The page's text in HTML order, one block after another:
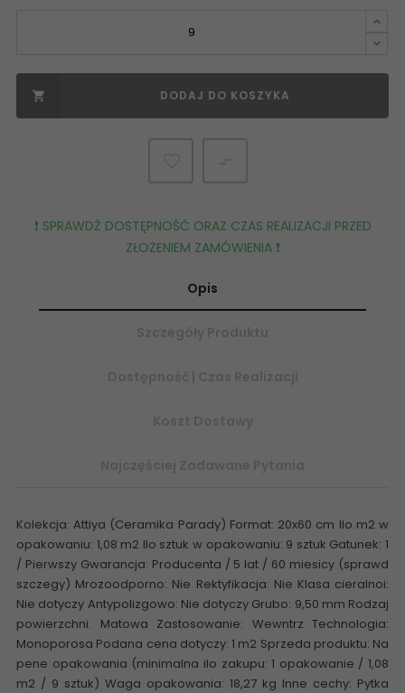
 DODAJ DO KOSZYKA
❗️ SPRAWDŹ DOSTĘPNOŚĆ ORAZ CZAS REALIZACJI PRZED
ZŁOŻENIEM ZAMÓWIENIA ❗️
Opis
Kolekcja: Attiya (Ceramika Parady) Format: 20x60 cm Ilo m2 w
opakowaniu: 1,08 m2 Ilo sztuk w opakowaniu: 9 sztuk Gatunek: 1
/ Pierwszy Gwarancja: Producenta / 5 lat / 60 miesicy (sprawd
szczegy) Mrozoodporno: Nie Rektyfikacja: Nie Klasa cieralnoi:
Nie dotyczy Antypolizgowo: Nie dotyczy Grubo: 9,50 mm Rodzaj
powierzchni: Matowa Zastosowanie: Wewntrz Technologia:
Monoporosa Podana cena dotyczy: 1 m2 Sprzeda produktu: Na
pene opakowania (minimalna ilo zakupu: 1 opakowanie / 1,08
m2 / 9 sztuk) Waga opakowania: 18,27 kg Inne cechy: Pytka